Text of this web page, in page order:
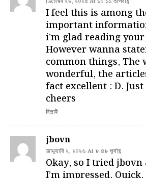
I feel this is among
important
i’m glad reading
However wanna
common things, The
wonderful, the
fact excellent : D.
cheers
রিপ্লাই
jbovn
জানুয়ারি ২, ২০২৬ At ৮:৪৮ পূর্বাহ্ণ
Okay, so I tried
I’m impressed.